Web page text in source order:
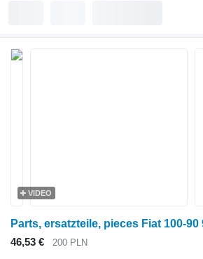
VIDEO
46,53 € 200 PLN